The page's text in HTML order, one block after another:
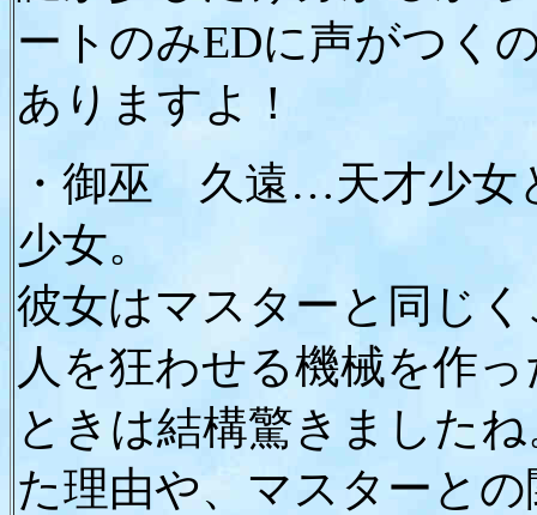
ートのみEDに声がつく
ありますよ！
・御巫 久遠…天才少女
少女。
彼女はマスターと同じ
人を狂わせる機械を作
ときは結構驚きました
た理由や、マスターと